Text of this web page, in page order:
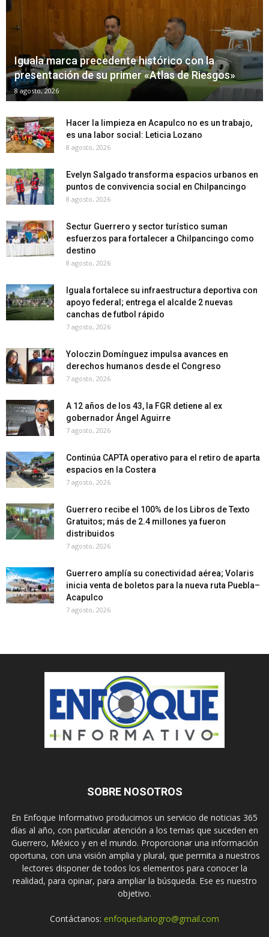
Iguala marca precedente histórico con la
presentación de su primer «Atlas de Riesgos»
8 agosto, 2026
Hacer la limpieza en Acapulco no es un trabajo,
es una labor social: Leticia Lozano
8 agosto, 2026
Evelyn Salgado transforma espacios urbanos en
puntos de convivencia social en Chilpancingo
8 agosto, 2026
Sectur Guerrero y sector turístico suman
esfuerzos para fortalecer a Chilpancingo como
destino
8 agosto, 2026
Iguala fortalece su infraestructura deportiva con
apoyo federal; entrega el alcalde 2 nuevas
canchas de futbol rápido
7 agosto, 2026
Yoloczin Domínguez impulsa avances en
derechos humanos desde el Congreso
7 agosto, 2026
A 12 años de los 43, la FGR detiene al ex
gobernador Ángel Aguirre
7 agosto, 2026
Continúa CAPTA operativo para el retiro de aparta
espacios en la Costera
7 agosto, 2026
Guerrero recibe el 100% de los Libros de Texto
Gratuitos; más de 2.4 millones ya fueron
distribuidos
7 agosto, 2026
Guerrero amplía su conectividad aérea; Volaris
inicia venta de boletos para la nueva ruta Puebla–
Acapulco
7 agosto, 2026
SOBRE NOSOTROS
En Enfoque Informativo producimos un servicio de noticias 365
días al año, con particular atención a los temas que suceden en
Guerrero, México y en el mundo. Proporcionar una información
oportuna, con una visión amplia y plural, que permita a nuestros
lectores disponer de todos los elementos para conocer la
realidad, para opinar, para ampliar la búsqueda. Ese es nuestro
objetivo.
Contáctanos: enfoquediariogro@gmail.com